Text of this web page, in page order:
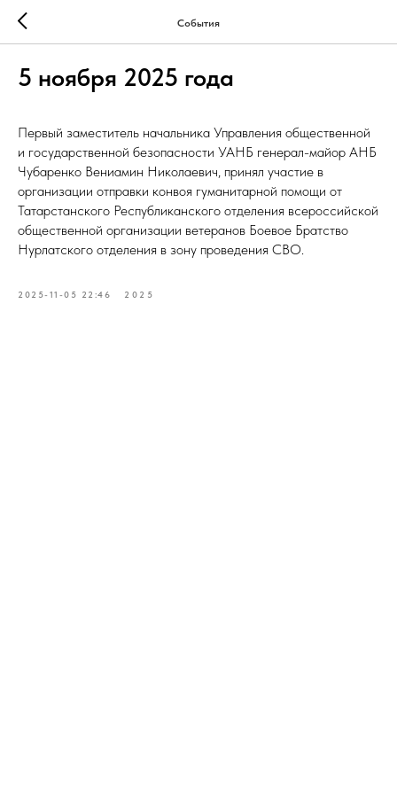
События
5 ноября 2025 года
Первый заместитель начальника Управления общественной
и государственной безопасности УАНБ генерал-майор АНБ
Чубаренко Вениамин Николаевич, принял участие в
организации отправки конвоя гуманитарной помощи от
Татарстанского Республиканского отделения всероссийской
общественной организации ветеранов Боевое Братство
Нурлатского отделения в зону проведения СВО.
2025-11-05 22:46 2025